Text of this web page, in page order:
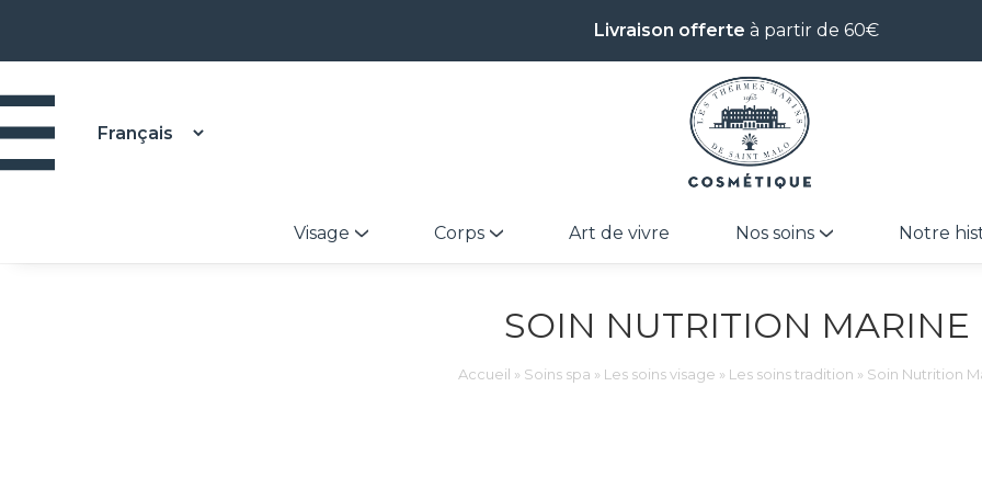
Livraison offerte à partir de 60€
Visage Corps Art de vivre Nos soins Notre
SOIN NUTRITION MARINE
Accueil » Soins spa » Les soins visage » Les soins tradition » Soin Nutrition